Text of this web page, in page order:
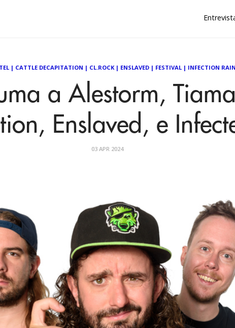
| CATTLE DECAPITATION | CL.ROCK| ENSLAVED| FESTIVAL| INFECTION RAIN
a Alestorm,
Enslaved, e
03 APR 2024